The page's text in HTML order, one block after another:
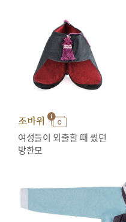
조바위
여성들이 외출할 때 썼던
방한모